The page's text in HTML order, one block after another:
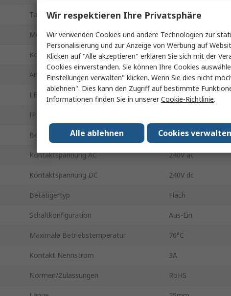
Tafelausschnitt Größe 22 mm
Montageart Panel
Kontakt Konfiguration 1-poliger
Anschlusstyp Schraube
LED Farbe Blau
IP-Schutzart
Betriebstemperatur min. -30°C
Kontaktspannung AC 240V ac
Kontaktspannung DC 240V dc
Betätigertyp Flach
Schaltkonfiguration Aus-Ein
Maximale Betriebstemperatur 70°C
Kontakt Nennstrom 3A
Normen/Zulassungen RoHS
Wir respektieren Ihre Privatsphäre
Wir verwenden Cookies und andere Technologien zur
Personalisierung und zur Anzeige von Werbung auf
Klicken auf "Alle akzeptieren" erklären Sie sich mit der
Cookies einverstanden. Sie können Ihre Cookies
Einstellungen verwalten" klicken. Wenn Sie dies nicht
ablehnen". Dies kann den Zugriff auf bestimmte
Informationen finden Sie in unsererCookie-Richtlinie.
Cookies verwalten
Alle ablehnen